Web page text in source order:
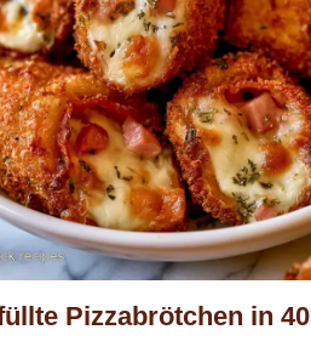
Pizzabrötchen in 40